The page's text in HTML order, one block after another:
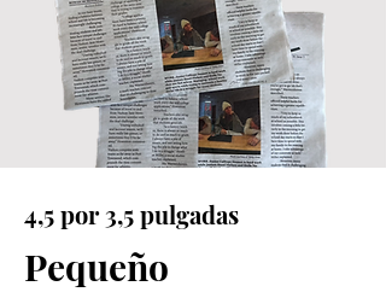
4,5 por 3,5 pulgadas
Pequeño